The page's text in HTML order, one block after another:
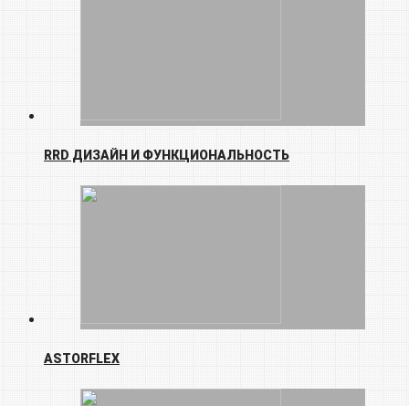
RRD ДИЗАЙН И ФУНКЦИОНАЛЬНОСТЬ
ASTORFLEX